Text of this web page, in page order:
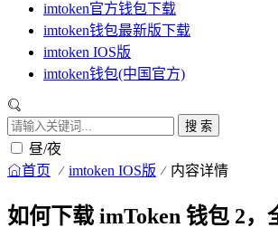
imtoken官方钱包下载
imtoken钱包最新版下载
imtoken IOS版
imtoken钱包(中国官方)
搜 索
昼/夜
首页 imtoken IOS版 内容详情
如何下载 imToken 钱包 2，